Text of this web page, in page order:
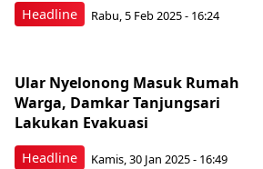
Headline Rabu, 5 Feb 2025 - 16:24
Headline
Ular Nyelonong Masuk Rumah
Warga, Damkar Tanjungsari
Lakukan Evakuasi
Kamis, 30 Jan 2025 - 16:49